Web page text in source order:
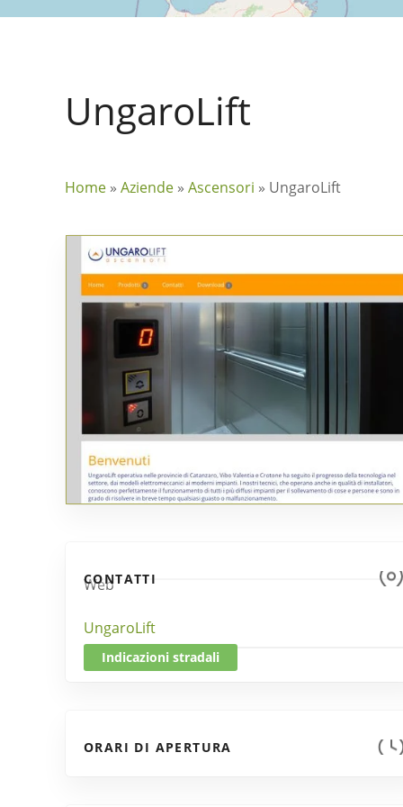
UngaroLift
Home » Aziende » Ascensori » UngaroLift
CONTATTI
Web
UngaroLift
Indicazioni stradali
ORARI DI APERTURA